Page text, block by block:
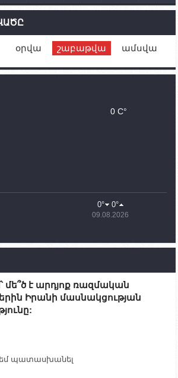
խորհրդարանականը՝ Ալեն
ԱԳ նախարարը կայցելի Հայաստան
կմնան ԼՂ-ում՝ մինչև
աշխատանքների
շատ, շատ, շատ օգտակար
փոխվարչապետն այսօր կմեկնի
02.10.2023
կմնա` մինչև զոհվածների
ու անհետ կորածների
ի դրությամբ ԼՂ-ից բռնի տեղահանված
օրվա շաբաթվա ամսվա
0 C°
0° 0°
09.08.2026
մե՞ծ է արդյոք ռազմական
Իրանի մասնակցության
պատասխանել